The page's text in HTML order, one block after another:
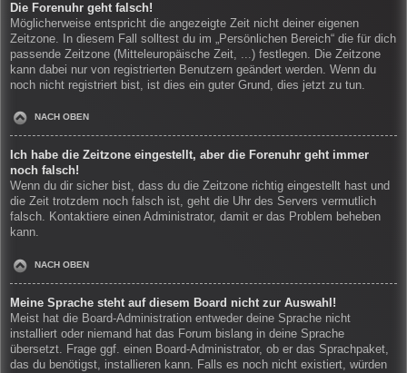
Die Forenuhr geht falsch!
Möglicherweise entspricht die angezeigte Zeit nicht deiner eigenen
Zeitzone. In diesem Fall solltest du im „Persönlichen Bereich“ die für dich
passende Zeitzone (Mitteleuropäische Zeit, ...) festlegen. Die Zeitzone
kann dabei nur von registrierten Benutzern geändert werden. Wenn du
noch nicht registriert bist, ist dies ein guter Grund, dies jetzt zu tun.
NACH OBEN
Ich habe die Zeitzone eingestellt, aber die Forenuhr geht immer
noch falsch!
Wenn du dir sicher bist, dass du die Zeitzone richtig eingestellt hast und
die Zeit trotzdem noch falsch ist, geht die Uhr des Servers vermutlich
falsch. Kontaktiere einen Administrator, damit er das Problem beheben
kann.
NACH OBEN
Meine Sprache steht auf diesem Board nicht zur Auswahl!
Meist hat die Board-Administration entweder deine Sprache nicht
installiert oder niemand hat das Forum bislang in deine Sprache
übersetzt. Frage ggf. einen Board-Administrator, ob er das Sprachpaket,
das du benötigst, installieren kann. Falls es noch nicht existiert, würden